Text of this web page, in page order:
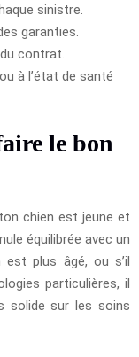
sinistre.
garanties.
contrat.
à l’état de santé
le bon
chien est jeune et
équilibrée avec un
plus âgé, ou s’il
particulières, il
solide sur les soins